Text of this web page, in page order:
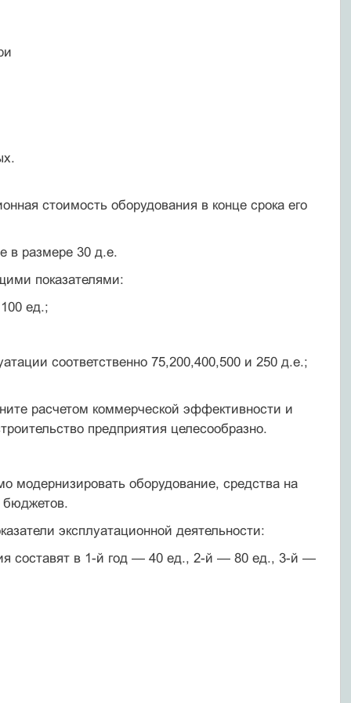
стоимость оборудования в конце срока его
в размере 30 д.е.
показателями:
ед.;
соответственно 75,200,400,500 и 250 д.е.;
расчетом коммерческой эффективности и
предприятия целесообразно.
модернизировать оборудование, средства на
бюджетов.
эксплуатационной деятельности:
составят в 1-й год — 40 ед., 2-й — 80 ед., 3-й —